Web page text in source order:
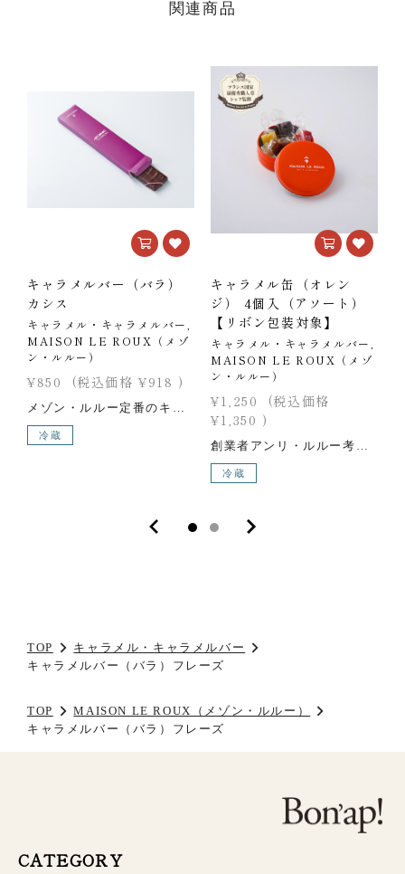
関連商品
キャラメルバー（バラ）
カシス
キャラメル・キャラメルバー,
MAISON LE ROUX（メゾ
ン・ルルー）
¥850 (税込価格 ¥918 )
冷蔵
キャラメル缶（オレン
ジ） 4個入（アソート）
【リボン包装対象】
キャラメル・キャラメルバー,
MAISON LE ROUX（メゾ
ン・ルルー）
¥1,250
(税込価格
¥1,350 )
冷蔵
TOP
キャラメル・キャラメルバー
キャラメルバー（バラ）フレーズ
TOP
MAISON LE ROUX（メゾン・ルルー）
キャラメルバー（バラ）フレーズ
CATEGORY